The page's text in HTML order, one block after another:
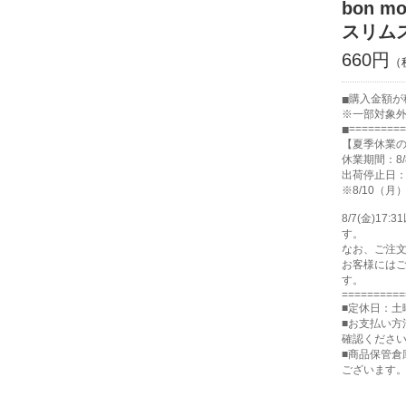
bon
スリム
660円
購入金額
※一部対象
【夏季休業
休業期間：
出荷停止日
※8/10（月
8/7(金)17:31
す。
なお、ご注
お客様には
す。
■定休日：土
■お支払い方
確認くださ
■商品保管倉
ございます